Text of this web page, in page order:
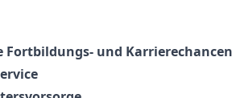
Fortbildungs- und Karrierechancen